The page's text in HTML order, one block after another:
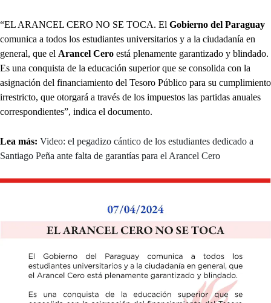
“EL ARANCEL CERO NO SE TOCA. El Gobierno del Paraguay
comunica a todos los estudiantes universitarios y a la ciudadanía en
general, que el Arancel Cero está plenamente garantizado y blindado.
Es una conquista de la educación superior que se consolida con la
asignación del financiamiento del Tesoro Público para su cumplimiento
irrestricto, que otorgará a través de los impuestos las partidas anuales
correspondientes”, indica el documento.
Lea más: Video: el pegadizo cántico de los estudiantes dedicado a
Santiago Peña ante falta de garantías para el Arancel Cero